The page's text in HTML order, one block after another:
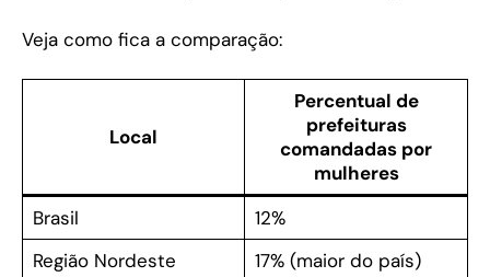
Veja como fica a comparação:
Local
Percentual de
prefeituras
comandadas por
mulheres
Brasil
12%
Região Nordeste
17% (maior do país)